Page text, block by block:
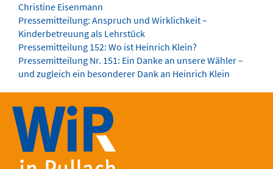
Christine Eisenmann
Pressemitteilung: Anspruch und Wirklichkeit –
Kinderbetreuung als Lehrstück
Pressemitteilung 152: Wo ist Heinrich Klein?
Pressemitteilung Nr. 151: Ein Danke an unsere Wähler –
und zugleich ein besonderer Dank an Heinrich Klein